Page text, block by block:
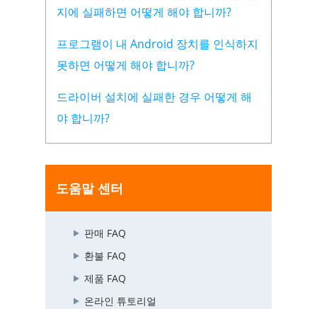
지에 실패하면 어떻게 해야 합니까?
프로그램이 내 Android 장치를 인식하지
못하면 어떻게 해야 합니까?
드라이버 설치에 실패한 경우 어떻게 해
야 합니까?
도움말 센터
판매 FAQ
환불 FAQ
제품 FAQ
온라인 튜토리얼